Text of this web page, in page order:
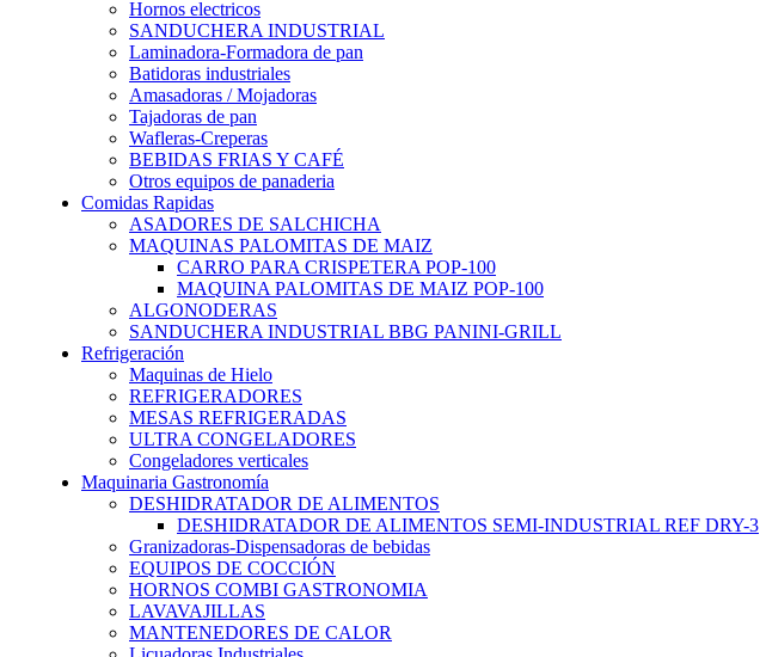
Hornos electricos
SANDUCHERA INDUSTRIAL
Laminadora-Formadora de pan
Batidoras industriales
Amasadoras / Mojadoras
Tajadoras de pan
Wafleras-Creperas
BEBIDAS FRIAS Y CAFÉ
Otros equipos de panaderia
Comidas Rapidas
ASADORES DE SALCHICHA
MAQUINAS PALOMITAS DE MAIZ
CARRO PARA CRISPETERA POP-100
MAQUINA PALOMITAS DE MAIZ POP-100
ALGONODERAS
SANDUCHERA INDUSTRIAL BBG PANINI-GRILL
Refrigeración
Maquinas de Hielo
REFRIGERADORES
MESAS REFRIGERADAS
ULTRA CONGELADORES
Congeladores verticales
Maquinaria Gastronomía
DESHIDRATADOR DE ALIMENTOS
DESHIDRATADOR DE ALIMENTOS SEMI-INDUSTRIAL REF DRY-3
Granizadoras-Dispensadoras de bebidas
EQUIPOS DE COCCIÓN
HORNOS COMBI GASTRONOMIA
LAVAVAJILLAS
MANTENEDORES DE CALOR